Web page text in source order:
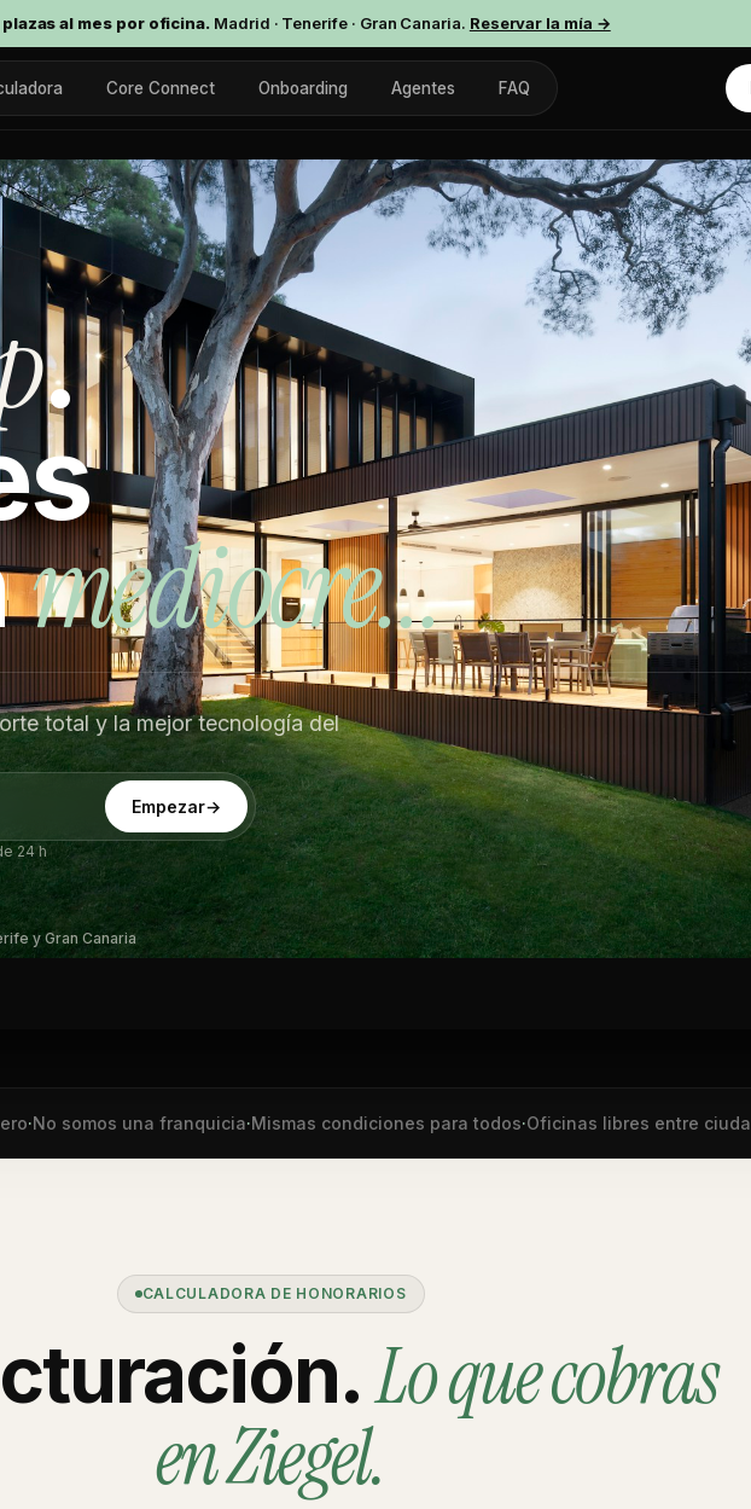
plazas al mes por oficina. Madrid · Tenerife · Gran Canaria. Reservar la mía →
Core Connect Onboarding Agentes FAQ
.
mediocre...
total y la mejor tecnología del
Empezar
24 h
y Gran Canaria
No somos una franquicia·Mismas condiciones para todos·Oficinas libres entre ciudades
CALCULADORA DE HONORARIOS
Lo que cobras
en Ziegel.